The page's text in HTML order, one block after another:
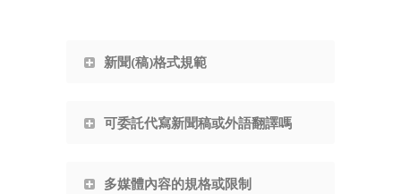
新聞(稿)格式規範
可委託代寫新聞稿或外語翻譯嗎
多媒體內容的規格或限制